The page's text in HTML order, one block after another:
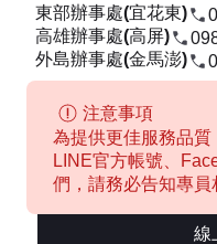
東部辦事處(宜花東)
高雄辦事處(高屏)
外島辦事處(金馬澎)
注意事項
為提供更佳服務品質
LINE官方帳號、
們，請務必告知專
線